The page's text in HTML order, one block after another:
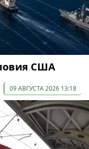
США
09 АВГУСТА 2026 13:18